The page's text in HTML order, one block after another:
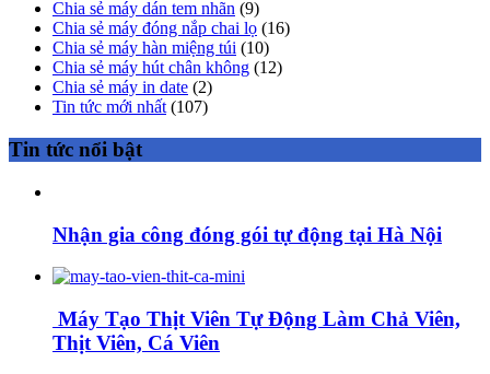
Chia sẻ máy dán tem nhãn (9)
Chia sẻ máy đóng nắp chai lọ (16)
Chia sẻ máy hàn miệng túi (10)
Chia sẻ máy hút chân không (12)
Chia sẻ máy in date (2)
Tin tức mới nhất (107)
Tin tức nổi bật
Nhận gia công đóng gói tự động tại Hà Nội
Máy Tạo Thịt Viên Tự Động Làm Chả Viên,
Thịt Viên, Cá Viên